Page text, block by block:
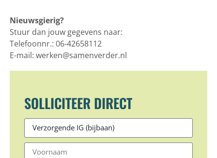
Nieuwsgierig?
Stuur dan jouw gegevens naar:
Telefoonnr.: 06-42658112
E-mail: werken@samenverder.nl
SOLLICITEER DIRECT